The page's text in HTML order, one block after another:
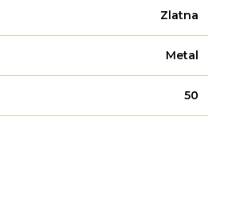
Zlatna
Metal
50